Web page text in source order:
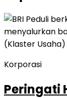
Korporasi
Peringati